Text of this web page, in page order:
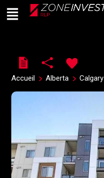
Live
En Direct
Menu
Accueil Alberta Calgary